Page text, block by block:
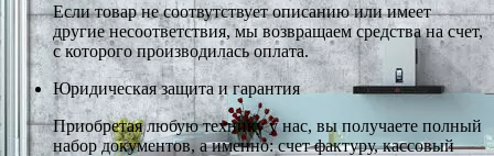
Если товар не соотвутствует описанию или имеет
другие несоответствия, мы возвращаем средства на счет,
с которого производилась оплата.
Юридическая защита и гарантия
Приобретая любую технику у нас, вы получаете полный
набор документов, а именно: счет фактуру, кассовый